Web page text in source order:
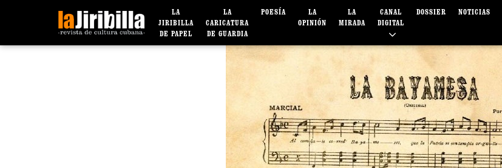
LA
JIRIBILLA
DE PAPEL
LA
CARICATURA
DE GUARDIA
POESÍA
LA
OPINIÓN
LA
MIRADA
CANAL
DIGITAL
DOSSIER NOTICIAS